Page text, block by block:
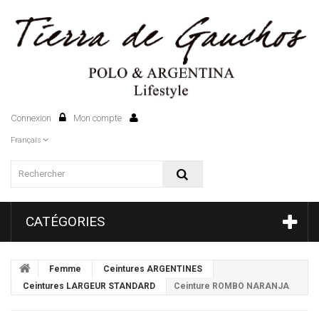
Connexion Mon compte
Français
CATÉGORIES
Femme
Ceintures ARGENTINES
Ceintures LARGEUR STANDARD
Ceinture ROMBO NARANJA